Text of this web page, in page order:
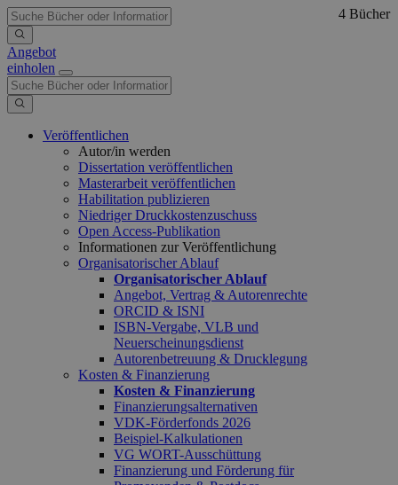
Angebot
einholen
Veröffentlichen
Autor/in werden
Dissertation veröffentlichen
Masterarbeit veröffentlichen
Habilitation publizieren
Niedriger Druckkostenzuschuss
Open Access-Publikation
Informationen zur Veröffentlichung
Organisatorischer Ablauf
Organisatorischer Ablauf
Angebot, Vertrag & Autorenrechte
ORCID & ISNI
ISBN-Vergabe, VLB und
Neuerscheinungsdienst
Autorenbetreuung & Drucklegung
Kosten & Finanzierung
Kosten & Finanzierung
Finanzierungsalternativen
VDK-Förderfonds 2026
Beispiel-Kalkulationen
VG WORT-Ausschüttung
Finanzierung und Förderung für
4 Bücher